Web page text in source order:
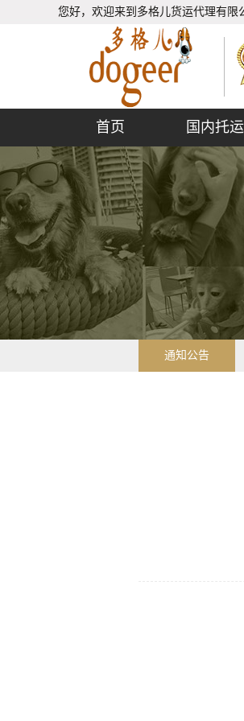
您好，欢迎来到多格儿货运代理有限
首页 国内托运
通知公告